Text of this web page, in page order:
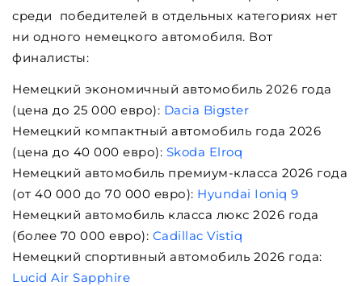
среди победителей в отдельных категориях нет
ни одного немецкого автомобиля. Вот
финалисты:
Немецкий экономичный автомобиль 2026 года
(цена до 25 000 евро): Dacia Bigster
Немецкий компактный автомобиль года 2026
(цена до 40 000 евро): Skoda Elroq
Немецкий автомобиль премиум-класса 2026 года
(от 40 000 до 70 000 евро): Hyundai Ioniq 9
Немецкий автомобиль класса люкс 2026 года
(более 70 000 евро): Cadillac Vistiq
Немецкий спортивный автомобиль 2026 года:
Lucid Air Sapphire